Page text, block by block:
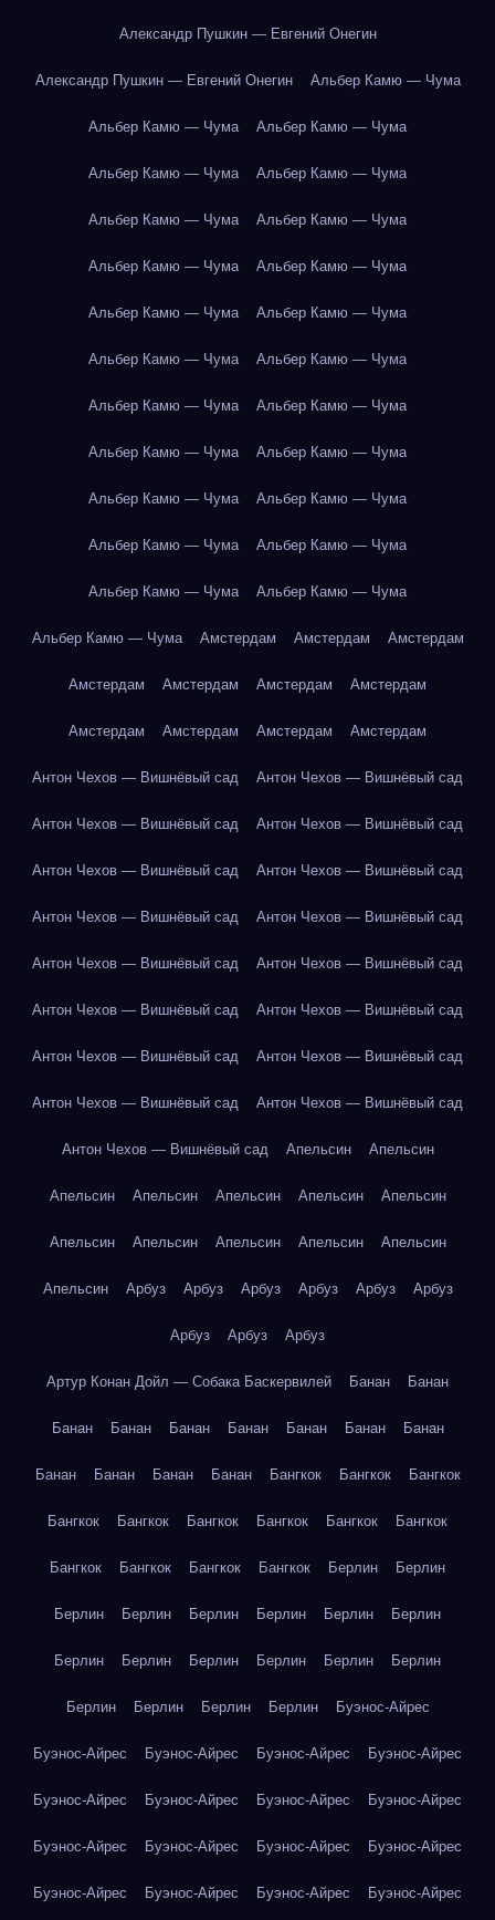
Александр Пушкин — Евгений Онегин
Александр Пушкин — Евгений Онегин Альбер Камю — Чума
Альбер Камю — Чума Альбер Камю — Чума
Альбер Камю — Чума Альбер Камю — Чума
Альбер Камю — Чума Альбер Камю — Чума
Альбер Камю — Чума Альбер Камю — Чума
Альбер Камю — Чума Альбер Камю — Чума
Альбер Камю — Чума Альбер Камю — Чума
Альбер Камю — Чума Альбер Камю — Чума
Альбер Камю — Чума Альбер Камю — Чума
Альбер Камю — Чума Альбер Камю — Чума
Альбер Камю — Чума Альбер Камю — Чума
Альбер Камю — Чума Альбер Камю — Чума
Альбер Камю — Чума Амстердам Амстердам Амстердам
Амстердам Амстердам Амстердам Амстердам
Амстердам Амстердам Амстердам Амстердам
Антон Чехов — Вишнёвый сад Антон Чехов — Вишнёвый сад
Антон Чехов — Вишнёвый сад Антон Чехов — Вишнёвый сад
Антон Чехов — Вишнёвый сад Антон Чехов — Вишнёвый сад
Антон Чехов — Вишнёвый сад Антон Чехов — Вишнёвый сад
Антон Чехов — Вишнёвый сад Антон Чехов — Вишнёвый сад
Антон Чехов — Вишнёвый сад Антон Чехов — Вишнёвый сад
Антон Чехов — Вишнёвый сад Антон Чехов — Вишнёвый сад
Антон Чехов — Вишнёвый сад Антон Чехов — Вишнёвый сад
Антон Чехов — Вишнёвый сад Апельсин Апельсин
Апельсин Апельсин Апельсин Апельсин Апельсин
Апельсин Апельсин Апельсин Апельсин Апельсин
Апельсин Арбуз Арбуз Арбуз Арбуз Арбуз Арбуз
Арбуз Арбуз Арбуз
Артур Конан Дойл — Собака Баскервилей Банан Банан
Банан Банан Банан Банан Банан Банан Банан
Банан Банан Банан Банан Бангкок Бангкок Бангкок
Бангкок Бангкок Бангкок Бангкок Бангкок Бангкок
Бангкок Бангкок Бангкок Бангкок Берлин Берлин
Берлин Берлин Берлин Берлин Берлин Берлин
Берлин Берлин Берлин Берлин Берлин Берлин
Берлин Берлин Берлин Берлин Буэнос-Айрес
Буэнос-Айрес Буэнос-Айрес Буэнос-Айрес Буэнос-Айрес
Буэнос-Айрес Буэнос-Айрес Буэнос-Айрес Буэнос-Айрес
Буэнос-Айрес Буэнос-Айрес Буэнос-Айрес Буэнос-Айрес
Буэнос-Айрес Буэнос-Айрес Буэнос-Айрес Буэнос-Айрес